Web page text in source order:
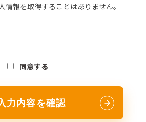
報を取得することはありません。
同意する
力内容を確認